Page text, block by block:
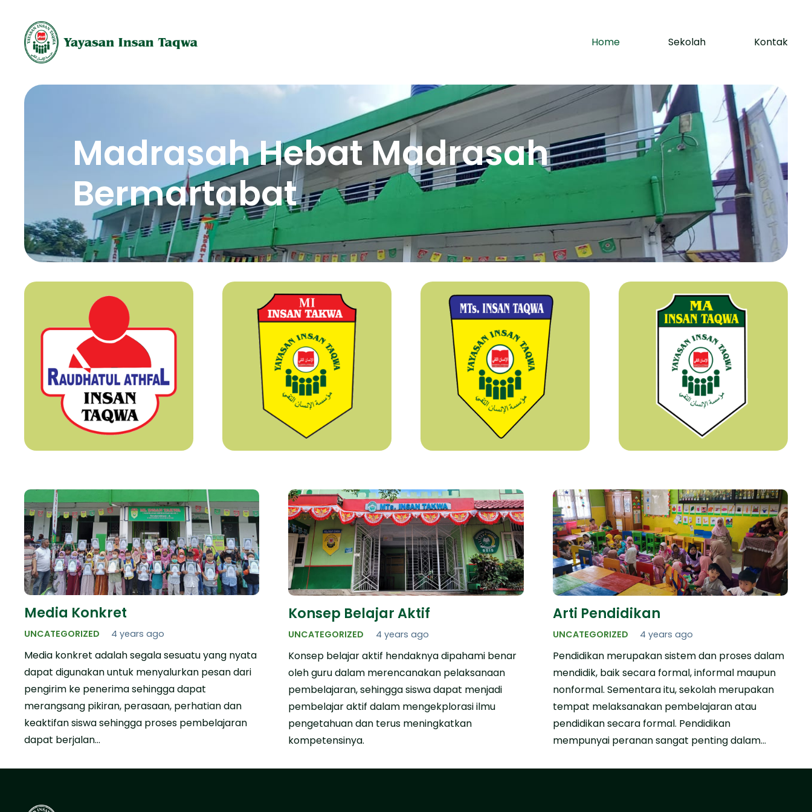
Home Sekolah Kontak
Madrasah Hebat Madrasah
Bermartabat
Media Konkret
UNCATEGORIZED 4 years ago
Media konkret adalah segala sesuatu yang nyata
dapat digunakan untuk menyalurkan pesan dari
pengirim ke penerima sehingga dapat
merangsang pikiran, perasaan, perhatian dan
keaktifan siswa sehingga proses pembelajaran
dapat berjalan…
Konsep Belajar Aktif
UNCATEGORIZED 4 years ago
Konsep belajar aktif hendaknya dipahami benar
oleh guru dalam merencanakan pelaksanaan
pembelajaran, sehingga siswa dapat menjadi
pembelajar aktif dalam mengekplorasi ilmu
pengetahuan dan terus meningkatkan
kompetensinya.
Arti Pendidikan
UNCATEGORIZED 4 years ago
Pendidikan merupakan sistem dan proses dalam
mendidik, baik secara formal, informal maupun
nonformal. Sementara itu, sekolah merupakan
tempat melaksanakan pembelajaran atau
pendidikan secara formal. Pendidikan
mempunyai peranan sangat penting dalam…